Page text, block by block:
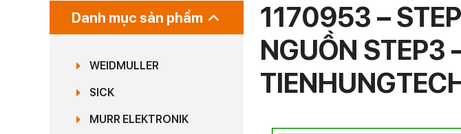
Danh mục sản phẩm
WEIDMULLER
SICK
MURR ELEKTRONIK
1170953 –
NGUỒN STEP3